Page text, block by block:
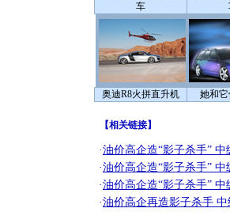
车
奥迪R8火拼直升机 她和
【相关链接】
·油价高企造“影子杀手”
·油价高企造“影子杀手”
·油价高企造“影子杀手”
·油价高企再造影子杀手